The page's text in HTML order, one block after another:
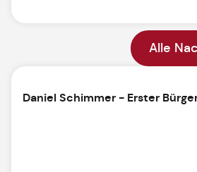
Alle
Daniel Schimmer - Erster